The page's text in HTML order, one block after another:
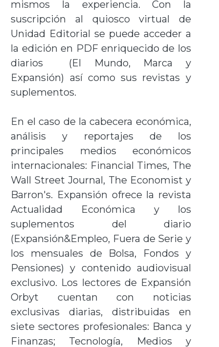
mismos la experiencia. Con la
suscripción al quiosco virtual de
Unidad Editorial se puede acceder a
la edición en PDF enriquecido de los
diarios (El Mundo, Marca y
Expansión) así como sus revistas y
suplementos.
En el caso de la cabecera económica,
análisis y reportajes de los
principales medios económicos
internacionales: Financial Times, The
Wall Street Journal, The Economist y
Barron's. Expansión ofrece la revista
Actualidad Económica y los
suplementos del diario
(Expansión&Empleo, Fuera de Serie y
los mensuales de Bolsa, Fondos y
Pensiones) y contenido audiovisual
exclusivo. Los lectores de Expansión
Orbyt cuentan con noticias
exclusivas diarias, distribuidas en
siete sectores profesionales: Banca y
Finanzas; Tecnología, Medios y